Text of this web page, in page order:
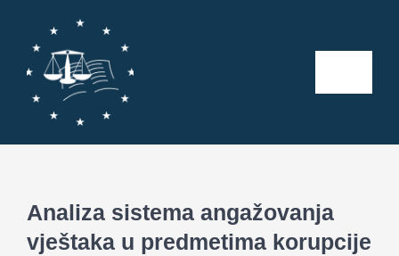
Toggle
Kalendar aktivnosti
Analiza sistema angažovanja
vještaka u predmetima korupcije